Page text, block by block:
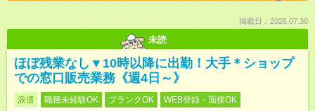
掲載日：2026.07.30
未読
ほぼ残業なし▼10時以降に出勤！大手＊ショップ
での窓口販売業務《週4日～》
派遣 職種未経験OK ブランクOK WEB登録・面接OK